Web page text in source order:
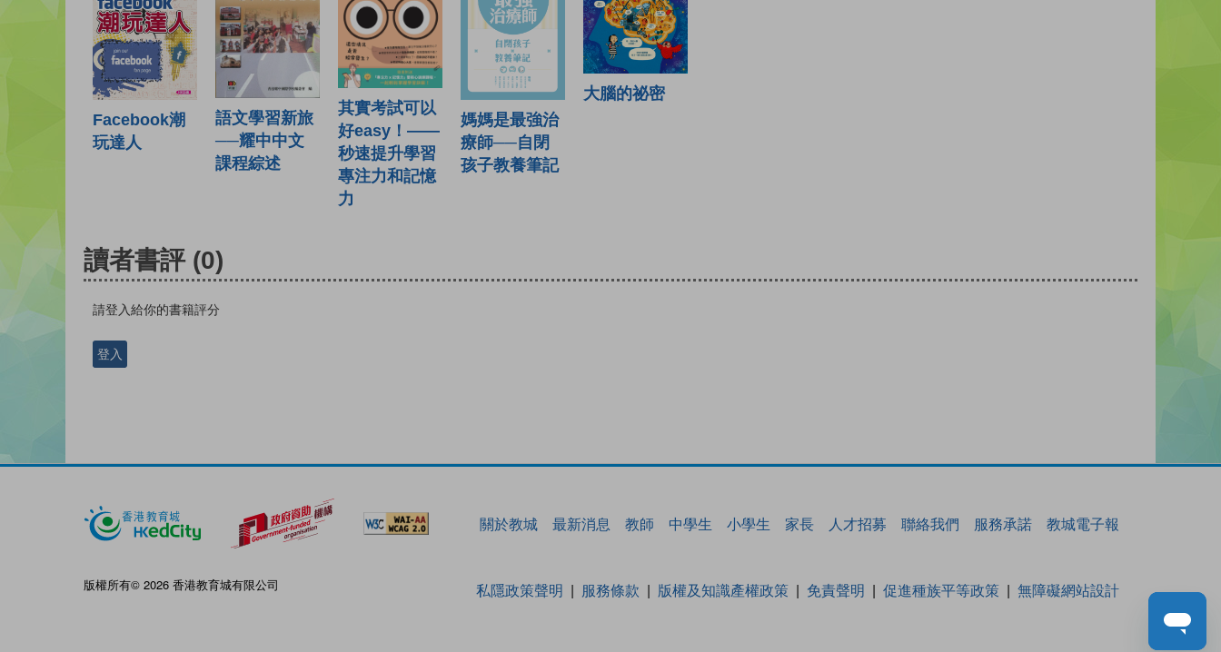
Facebook潮
玩達人
語文學習新旅
──耀中中文
課程綜述
其實考試可以
好easy！——
秒速提升學習
專注力和記憶
力
媽媽是最強治
療師──自閉
孩子教養筆記
大腦的祕密
讀者書評 (0)
請登入給你的書籍評分
登入
關於教城 最新消息 教師 中學生 小學生 家長 人才招募 聯絡我們 服務承諾 教城電子報
版權所有© 2026 香港教育城有限公司 私隱政策聲明 服務條款 版權及知識產權政策 免責聲明 促進種族平等政策 無障礙網站設計